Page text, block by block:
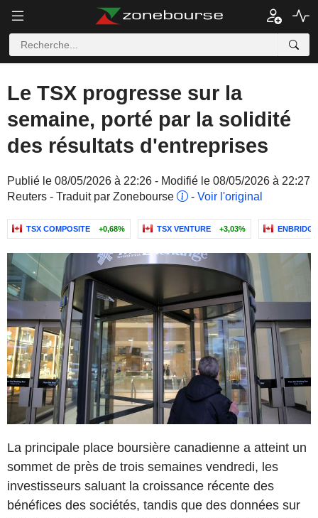
Le TSX progresse sur la
semaine, porté par la solidité
des résultats d'entreprises
Publié le 08/05/2026 à 22:26 - Modifié le 08/05/2026 à 22:27
Reuters - Traduit par Zonebourse
- Voir l'original
TSX COMPOSITE +0,68% TSX VENTURE +3,03%
La principale place boursière canadienne a atteint un
sommet de près de trois semaines vendredi, les
investisseurs saluant la croissance récente des
bénéfices des sociétés, tandis que des données sur